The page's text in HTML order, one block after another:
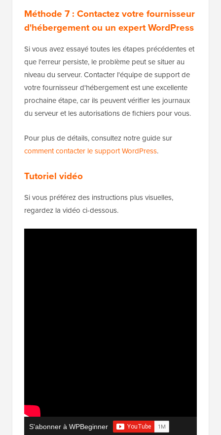
Méthode 7 : Contactez votre fournisseur
d'hébergement ou un expert WordPress
Si vous avez essayé toutes les étapes précédentes et
que l'erreur persiste, le problème peut se situer au
niveau du serveur. Contacter l'équipe de support de
votre fournisseur d'hébergement est une excellente
prochaine étape, car ils peuvent vérifier les journaux
du serveur et les autorisations de fichiers pour vous.
Pour plus de détails, consultez notre guide sur
comment contacter le support WordPress.
Tutoriel vidéo
Si vous préférez des instructions plus visuelles,
regardez la vidéo ci-dessous.
S'abonner à WPBeginner